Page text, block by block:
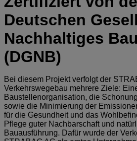
Deutschen
Nachhaltiges
(DGNB)
Bei diesem Projekt verfolgt der
Verkehrswegebau mehrere Ziele:
Baustellenorganisation, die
sowie die Minimierung der
für die Gesundheit und das
Pflege guter Nachbarschaft und
Bauausführung. Dafür wurde der